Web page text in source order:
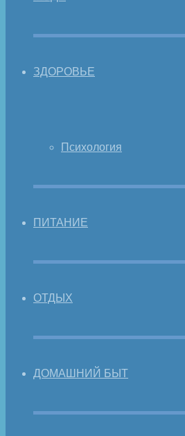
ЗДОРОВЬЕ
Психология
ПИТАНИЕ
ОТДЫХ
ДОМАШНИЙ БЫТ